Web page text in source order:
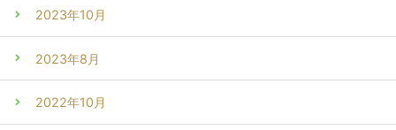
2023年10月
2023年8月
2022年10月